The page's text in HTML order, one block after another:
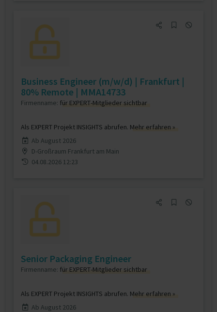
Business Engineer (m/w/d) | Frankfurt |
80% Remote | MMA14733
Firmenname: für EXPERT-Mitglieder sichtbar
Als EXPERT Projekt INSIGHTS abrufen. Mehr erfahren »
Ab August 2026
D-Großraum Frankfurt am Main
04.08.2026 12:23
Senior Packaging Engineer
Firmenname: für EXPERT-Mitglieder sichtbar
Als EXPERT Projekt INSIGHTS abrufen. Mehr erfahren »
Ab August 2026